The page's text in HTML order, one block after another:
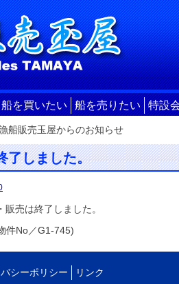
船を買いたい 船を売りたい 特設
船販売玉屋からのお知らせ
了しました。
売は終了しました。
件No／G1-745)
シーポリシー リンク